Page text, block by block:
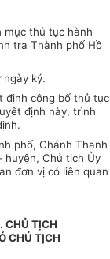
mục thủ tục hành
tra Thành phố Hồ
ngày ký.
định công bố thủ tục
định này, trình
phố, Chánh Thanh
huyện, Chủ tịch Ủy
đơn vị có liên quan
CHỦ TỊCH
CHỦ TỊCH